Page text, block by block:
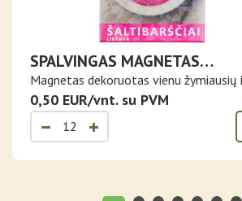
SPALVINGAS MAGNETAS
ŠALTIBARŠČIAI
Magnetas dekoruotas vienu žymiausių
0,50 EUR/vnt. su PVM